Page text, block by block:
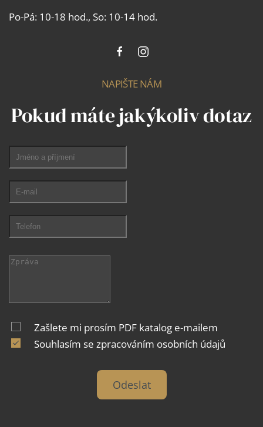
Po-Pá: 10-18 hod., So: 10-14 hod.
NAPIŠTE NÁM
Pokud máte jakýkoliv dotaz
Zašlete mi prosím PDF katalog e-mailem
Souhlasím se zpracováním osobních údajů
Odeslat